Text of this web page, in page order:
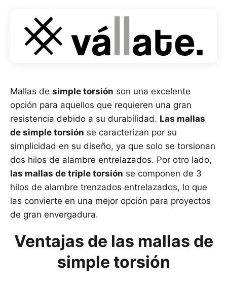
Mallas de simple torsión son una excelente
opción para aquellos que requieren una gran
resistencia debido a su durabilidad. Las mallas
de simple torsión se caracterizan por su
simplicidad en su diseño, ya que solo se torsionan
dos hilos de alambre entrelazados. Por otro lado,
las mallas de triple torsión se componen de 3
hilos de alambre trenzados entrelazados, lo que
las convierte en una mejor opción para proyectos
de gran envergadura.
Ventajas de las mallas de
simple torsión